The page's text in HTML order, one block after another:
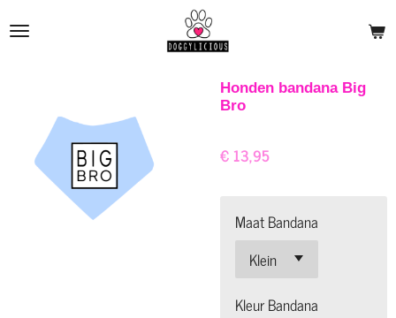
direct
Honden bandana Big
Bro
€ 13,95
Maat Bandana
Kleur Bandana